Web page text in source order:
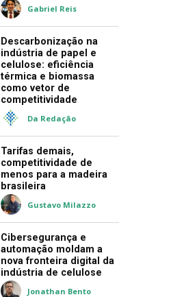
Gabriel Reis
Descarbonização na
indústria de papel e
celulose: eficiência
térmica e biomassa
como vetor de
competitividade
Da Redação
Tarifas demais,
competitividade de
menos para a madeira
brasileira
Gustavo Milazzo
Cibersegurança e
automação moldam a
nova fronteira digital da
indústria de celulose
Jonathan Bento